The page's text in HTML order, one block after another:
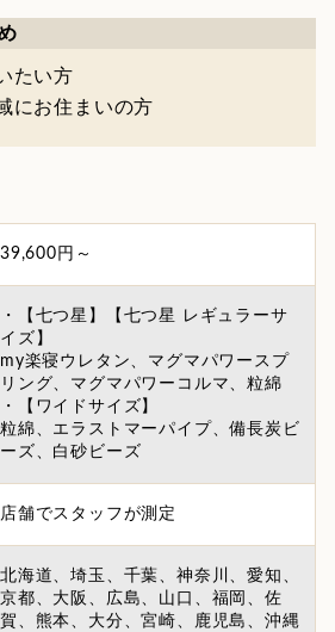
たい方
にお住まいの方
39,600円～
・【七つ星】【七つ星 レギュラーサ
イズ】
my楽寝ウレタン、マグマパワースプ
リング、マグマパワーコルマ、粒綿
・【ワイドサイズ】
粒綿、エラストマーパイプ、備長炭ビ
ーズ、白砂ビーズ
店舗でスタッフが測定
北海道、埼玉、千葉、神奈川、愛知、
京都、大阪、広島、山口、福岡、佐
賀、熊本、大分、宮崎、鹿児島、沖縄